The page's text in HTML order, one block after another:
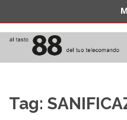
contenuto
Tag: